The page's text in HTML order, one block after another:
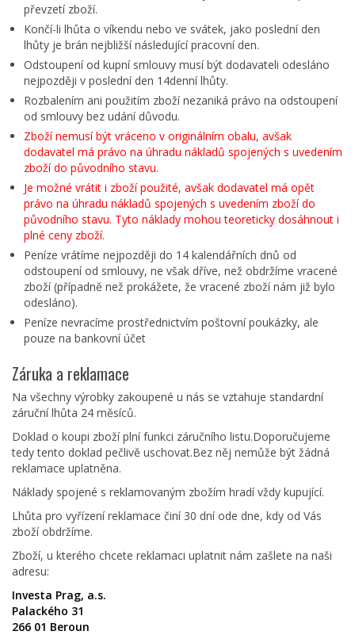
převzetí zboží.
Končí-li lhůta o víkendu nebo ve svátek, jako poslední den
lhůty je brán nejbližší následující pracovní den.
Odstoupení od kupní smlouvy musí být dodavateli odesláno
nejpozději v poslední den 14denní lhůty.
Rozbalením ani použitím zboží nezaniká právo na odstoupení
od smlouvy bez udání důvodu.
Zboží nemusí být vráceno v originálním obalu, avšak
dodavatel má právo na úhradu nákladů spojených s uvedením
zboží do původního stavu.
Je možné vrátit i zboží použité, avšak dodavatel má opět
právo na úhradu nákladů spojených s uvedením zboží do
původního stavu. Tyto náklady mohou teoreticky dosáhnout i
plné ceny zboží.
Peníze vrátíme nejpozději do 14 kalendářních dnů od
odstoupení od smlouvy, ne však dříve, než obdržíme vracené
zboží (případně než prokážete, že vracené zboží nám již bylo
odesláno).
Peníze nevracíme prostřednictvím poštovní poukázky, ale
pouze na bankovní účet
Záruka a reklamace
Na všechny výrobky zakoupené u nás se vztahuje standardní
záruční lhůta 24 měsíců.
Doklad o koupi zboží plní funkci záručního listu.Doporučujeme
tedy tento doklad pečlivě uschovat.Bez něj nemůže být žádná
reklamace uplatněna.
Náklady spojené s reklamovaným zbožím hradí vždy kupující.
Lhůta pro vyřízení reklamace činí 30 dní ode dne, kdy od Vás
zboží obdržíme.
Zboží, u kterého chcete reklamaci uplatnit nám zašlete na naši
adresu:
Investa Prag, a.s.
Palackého 31
266 01 Beroun